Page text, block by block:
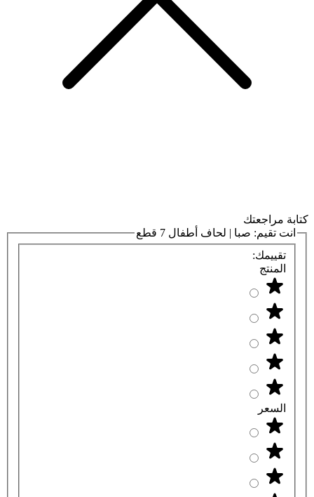
كتابة مراجعتك
انت تقيم: صبا | لحاف أطفال 7 قطع
تقييمك:
المنتج
السعر